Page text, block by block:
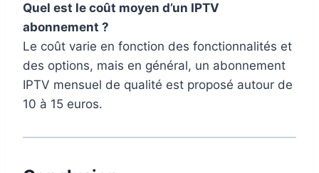
Quel est le coût moyen d’un IPTV
abonnement ?
Le coût varie en fonction des fonctionnalités et
des options, mais en général, un abonnement
IPTV mensuel de qualité est proposé autour de
10 à 15 euros.